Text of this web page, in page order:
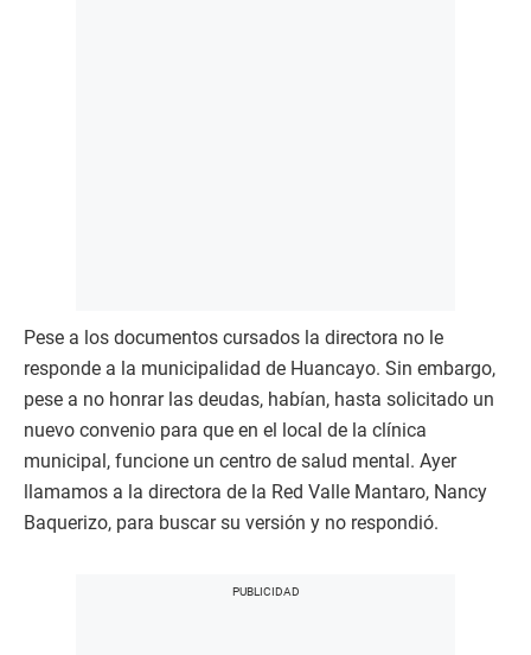
Pese a los documentos cursados la directora no le
responde a la municipalidad de Huancayo. Sin embargo,
pese a no honrar las deudas, habían, hasta solicitado un
nuevo convenio para que en el local de la clínica
municipal, funcione un centro de salud mental. Ayer
llamamos a la directora de la Red Valle Mantaro, Nancy
Baquerizo, para buscar su versión y no respondió.